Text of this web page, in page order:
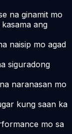
na ginamit mo
ang
naisip mo agad
siguradong
naranasan mo
kung saan ka
mo sa